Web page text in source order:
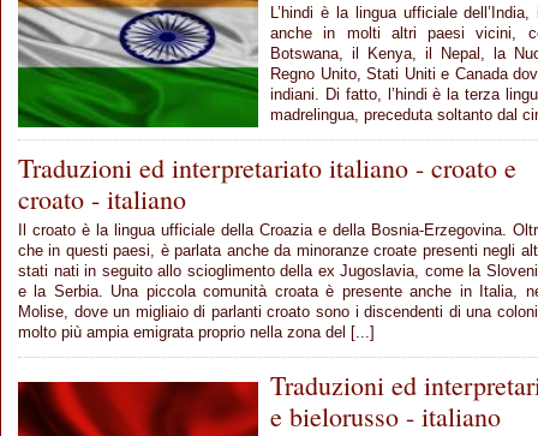
L’hindi è la lingua ufficiale
anche in molti altri paesi vicini,
Botswana, il Kenya, il Nepal, la
Regno Unito, Stati Uniti e Canada
indiani. Di fatto, l’hindi è la terza
madrelingua, preceduta soltanto dal
Traduzioni ed interpretariato italiano - croato e
croato - italiano
Il croato è la lingua ufficiale della Croazia e della Bosnia-Erzegovina.
che in questi paesi, è parlata anche da minoranze croate presenti negli
stati nati in seguito allo scioglimento della ex Jugoslavia, come la
e la Serbia. Una piccola comunità croata è presente anche in Italia,
Molise, dove un migliaio di parlanti croato sono i discendenti di una
molto più ampia emigrata proprio nella zona del [...]
Traduzioni ed
e bielorusso - italiano